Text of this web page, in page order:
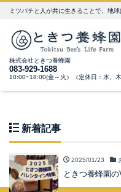
ミツバチと人が共に生きることで、地球
株式会社ときつ養蜂園
083-929-1688
10:00~18:00(金～火）（定休日：水、木
新着記事
2025/01/23
ときつ養蜂園